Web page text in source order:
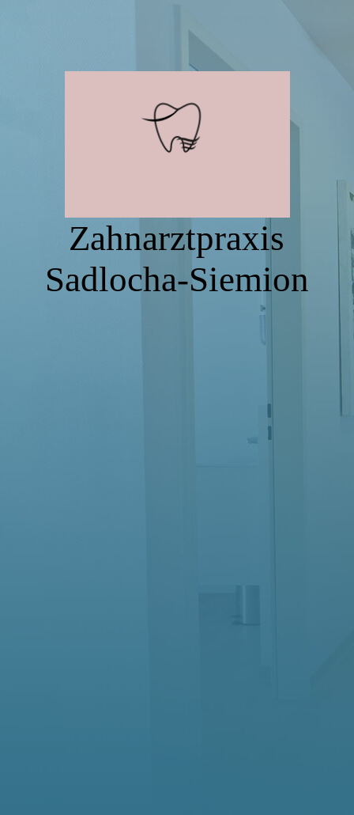
Zahnarztpraxis
Sadlocha-Siemion